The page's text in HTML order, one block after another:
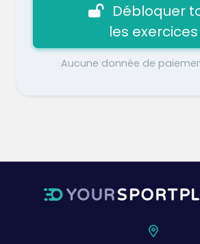
Débloquer
les exercices
Aucune donnée de